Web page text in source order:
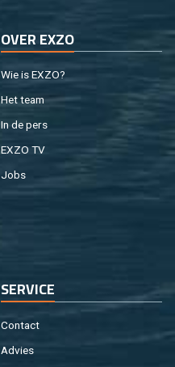
OVER EXZO
Wie is EXZO?
Het team
In de pers
EXZO TV
Jobs
SER­VI­CE
Con­tact
Ad­vies